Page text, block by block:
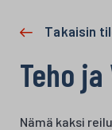
Takaisin
Teho
Nämä kaksi